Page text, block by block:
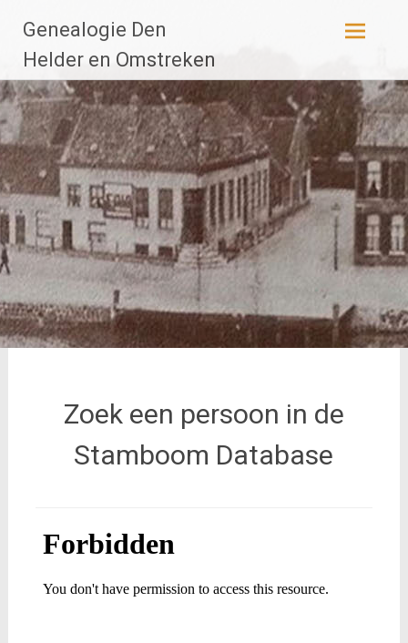
naar
inhoud
Genealogie Den
Helder en Omstreken
Zoek een persoon in de
Stamboom Database